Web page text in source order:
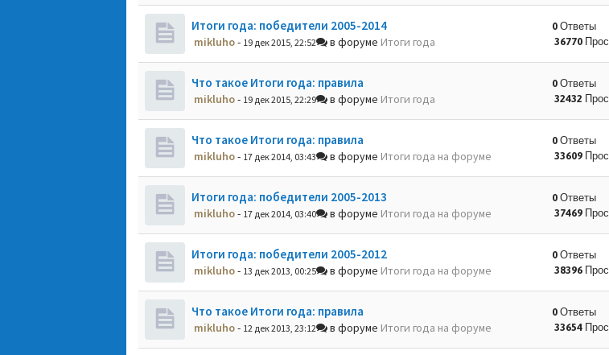
Итоги года: победители 2005-2014
mikluho- 19 дек 2015, 22:52 в форуме Итоги года
0 Ответы
36770
Что такое Итоги года: правила
mikluho- 19 дек 2015, 22:29 в форуме Итоги года
0 Ответы
32432
Что такое Итоги года: правила
mikluho- 17 дек 2014, 03:43 в форуме Итоги года на форуме
0 Ответы
33609
Итоги года: победители 2005-2013
mikluho- 17 дек 2014, 03:40 в форуме Итоги года на форуме
0 Ответы
37469
Итоги года: победители 2005-2012
mikluho- 13 дек 2013, 00:25 в форуме Итоги года на форуме
0 Ответы
38396
Что такое Итоги года: правила
mikluho- 12 дек 2013, 23:12 в форуме Итоги года на форуме
0 Ответы
33654